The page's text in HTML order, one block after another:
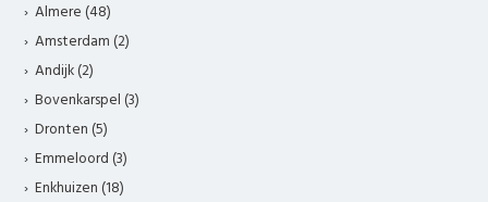
Almere (48)
Amsterdam (2)
Andijk (2)
Bovenkarspel (3)
Dronten (5)
Emmeloord (3)
Enkhuizen (18)